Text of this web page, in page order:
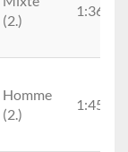
(2.)
1:36:44
Homme
(2.)
1:45:24